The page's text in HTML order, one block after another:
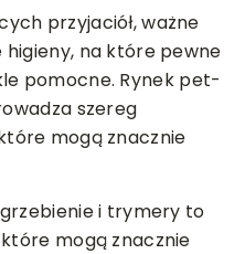
przyjaciół, ważne
na które pewne
pomocne. Rynek pet-
szereg
mogą znacznie
i trymery to
mogą znacznie